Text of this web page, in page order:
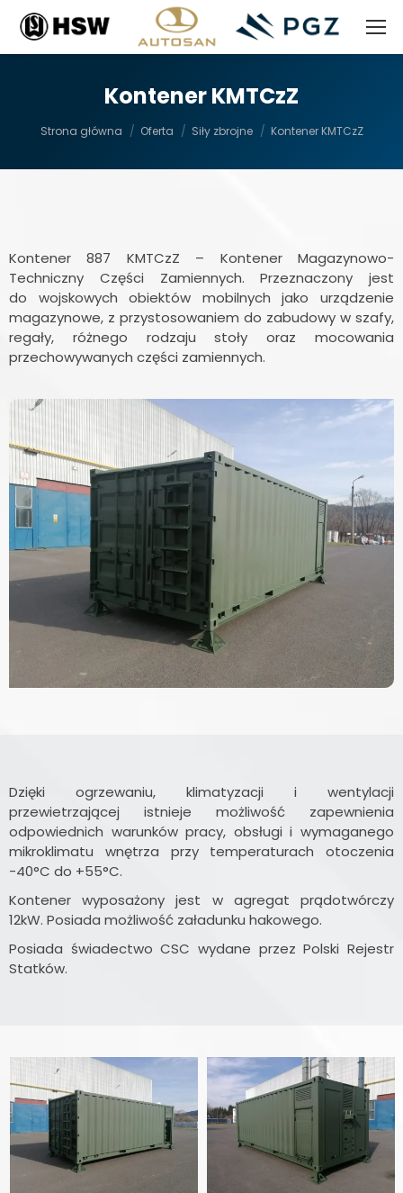
Kontener KMTCzZ
Strona główna Oferta Siły zbrojne Kontener KMTCzZ
Kontener 887 KMTCzZ – Kontener Magazynowo-
Techniczny Części Zamiennych. Przeznaczony jest
do wojskowych obiektów mobilnych jako urządzenie
magazynowe, z przystosowaniem do zabudowy w szafy,
regały, różnego rodzaju stoły oraz mocowania
przechowywanych części zamiennych.
Dzięki ogrzewaniu, klimatyzacji i wentylacji
przewietrzającej istnieje możliwość zapewnienia
odpowiednich warunków pracy, obsługi i wymaganego
mikroklimatu wnętrza przy temperaturach otoczenia
-40°C do +55°C.
Kontener wyposażony jest w agregat prądotwórczy
12kW. Posiada możliwość załadunku hakowego.
Posiada świadectwo CSC wydane przez Polski Rejestr
Statków.